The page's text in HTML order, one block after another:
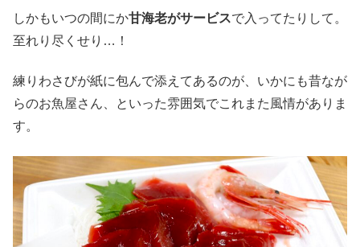
しかもいつの間にか甘海老がサービスで入ってたりして。
至れり尽くせり…！
練りわさびが紙に包んで添えてあるのが、いかにも昔なが
らのお魚屋さん、といった雰囲気でこれまた風情がありま
す。